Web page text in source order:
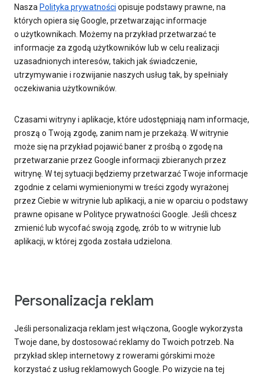
Nasza Polityka prywatności opisuje podstawy prawne, na
których opiera się Google, przetwarzając informacje
o użytkownikach. Możemy na przykład przetwarzać te
informacje za zgodą użytkowników lub w celu realizacji
uzasadnionych interesów, takich jak świadczenie,
utrzymywanie i rozwijanie naszych usług tak, by spełniały
oczekiwania użytkowników.
Czasami witryny i aplikacje, które udostępniają nam informacje,
proszą o Twoją zgodę, zanim nam je przekażą. W witrynie
może się na przykład pojawić baner z prośbą o zgodę na
przetwarzanie przez Google informacji zbieranych przez
witrynę. W tej sytuacji będziemy przetwarzać Twoje informacje
zgodnie z celami wymienionymi w treści zgody wyrażonej
przez Ciebie w witrynie lub aplikacji, a nie w oparciu o podstawy
prawne opisane w Polityce prywatności Google. Jeśli chcesz
zmienić lub wycofać swoją zgodę, zrób to w witrynie lub
aplikacji, w której zgoda została udzielona.
Personalizacja reklam
Jeśli personalizacja reklam jest włączona, Google wykorzysta
Twoje dane, by dostosować reklamy do Twoich potrzeb. Na
przykład sklep internetowy z rowerami górskimi może
korzystać z usług reklamowych Google. Po wizycie na tej